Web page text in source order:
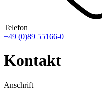
Telefon
+49 (0)89 55166-0
Kontakt
Anschrift